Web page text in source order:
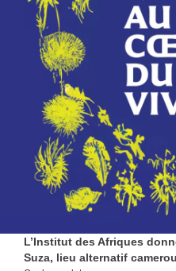
L’Institut des Afriques
Suza, lieu alternatif